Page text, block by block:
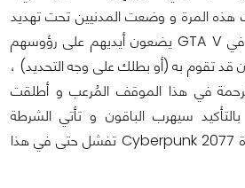
هذه المرة و وضعت المدنيين تحت تهديد
السلاح .. ستجد المدنيين في GTA V يضعون أيديهم على رؤوسهم
تقوم به (أو بطلك على وجه التحديد) ،
في هذا الموقف المُرعب و أطلقت
سيهرب الباقون و تأتي الشرطة
للتصدي للوضع ، وكالعادة Cyberpunk 2077 تفشل حتى في هذا